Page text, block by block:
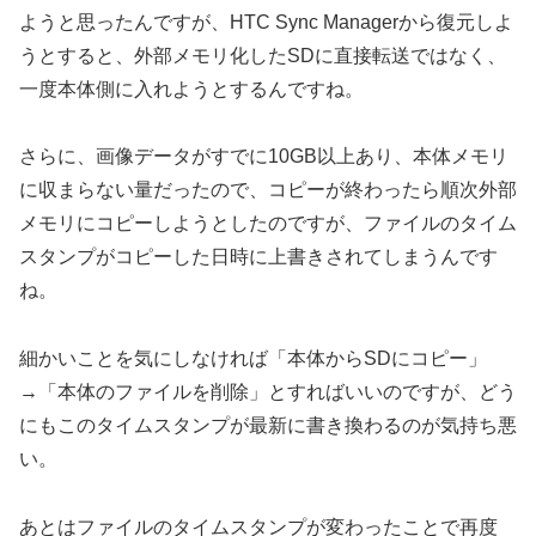
ようと思ったんですが、HTC Sync Managerから復元しよ
うとすると、外部メモリ化したSDに直接転送ではなく、
一度本体側に入れようとするんですね。
さらに、画像データがすでに10GB以上あり、本体メモリ
に収まらない量だったので、コピーが終わったら順次外部
メモリにコピーしようとしたのですが、ファイルのタイム
スタンプがコピーした日時に上書きされてしまうんです
ね。
細かいことを気にしなければ「本体からSDにコピー」
→「本体のファイルを削除」とすればいいのですが、どう
にもこのタイムスタンプが最新に書き換わるのが気持ち悪
い。
あとはファイルのタイムスタンプが変わったことで再度